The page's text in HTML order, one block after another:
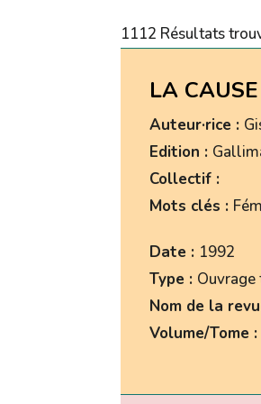
1112 Résultats
LA
Auteur·rice :
Edition :
Collectif :
Mots clés :
Date : 1992
Type : Ouvrage
Nom de la
Volume/Tome :